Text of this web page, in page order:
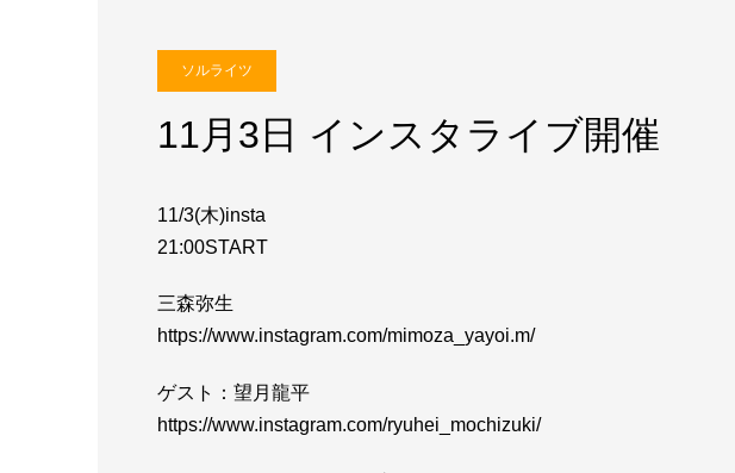
ソルライツ
11月3日 インスタライブ開催
11/3(木)insta
21:00START
三森弥生
https://www.instagram.com/mimoza_yayoi.m/
ゲスト：望月龍平
https://www.instagram.com/ryuhei_mochizuki/